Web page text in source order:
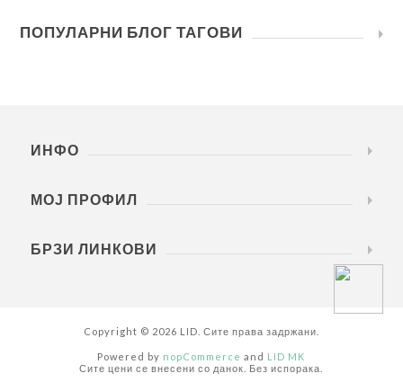
ПОПУЛАРНИ БЛОГ ТАГОВИ
ИНФО
МОЈ ПРОФИЛ
БРЗИ ЛИНКОВИ
Copyright © 2026 LID. Сите права задржани.
Powered by nopCommerce and LID MK
Сите цени се внесени со данок. Без испорака.